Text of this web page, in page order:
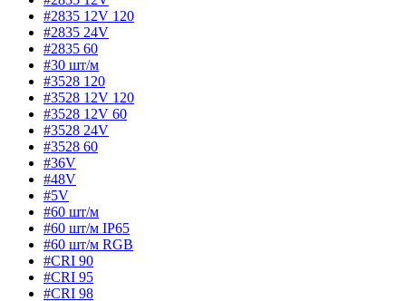
#2835 12V 120
#2835 24V
#2835 60
#30 шт/м
#3528 120
#3528 12V 120
#3528 12V 60
#3528 24V
#3528 60
#36V
#48V
#5V
#60 шт/м
#60 шт/м IP65
#60 шт/м RGB
#CRI 90
#CRI 95
#CRI 98